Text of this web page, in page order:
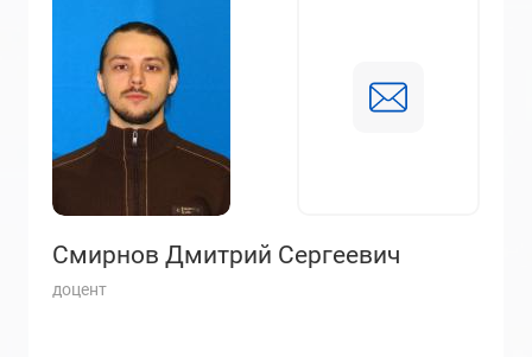
Смирнов Дмитрий Сергеевич
доцент